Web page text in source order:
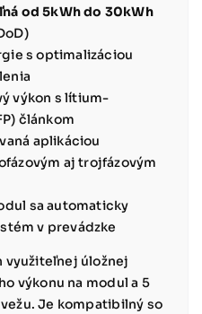
od 5kWh do 30kWh
s optimalizáciou
výkon s lítium-
článkom
aplikáciou
aj trojfázovým
sa automaticky
v prevádzke
využiteľnej úložnej
výkonu na modul a 5
Je kompatibilný so